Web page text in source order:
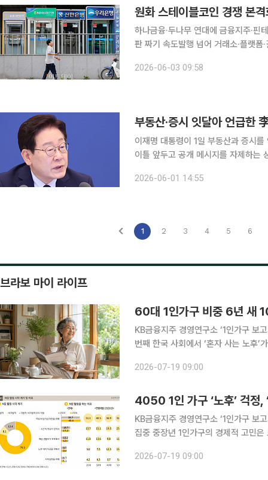
원화 스테이블코인 경쟁 본
하나금융·두나무 연대에 금융지주·핀
판 짜기 속도발행 넘어 거래소·플랫폼·결제망 주도권 경
운데 주요 금융지주와 지방은행, 핀
2026-06-03 09:58
이재명 대통령이 1일 부동산과 증시
이틀 앞두고 공개 메시지를 자제하는
이 대통령은 이날 엑스(X·옛 트위터)
2026-06-01 14:55
1 2 3 4 5 6
브라보 마이 라이프
60대 1인가구 비중 6년 새
KB금융지주 경영연구소 ‘1인가구 보고서’ 발간 1인가구 804만 시대…60대
번째 한국 사회에서 ‘혼자 사는 노후’가 빠르게 늘고 있다. 특히 60대의 1인가구 비중이 최근 6년 사
2026-07-19 09:00
4050 1인 가구 ‘노후’ 걱정,
KB금융지주 경영연구소 ‘1인가구 보
집중 중장년 1인가구의 경제적 고민은 노후 대비 자금과 소득 안정, 자산관리 문제로 나타났다. KB
2026-07-19 09:00